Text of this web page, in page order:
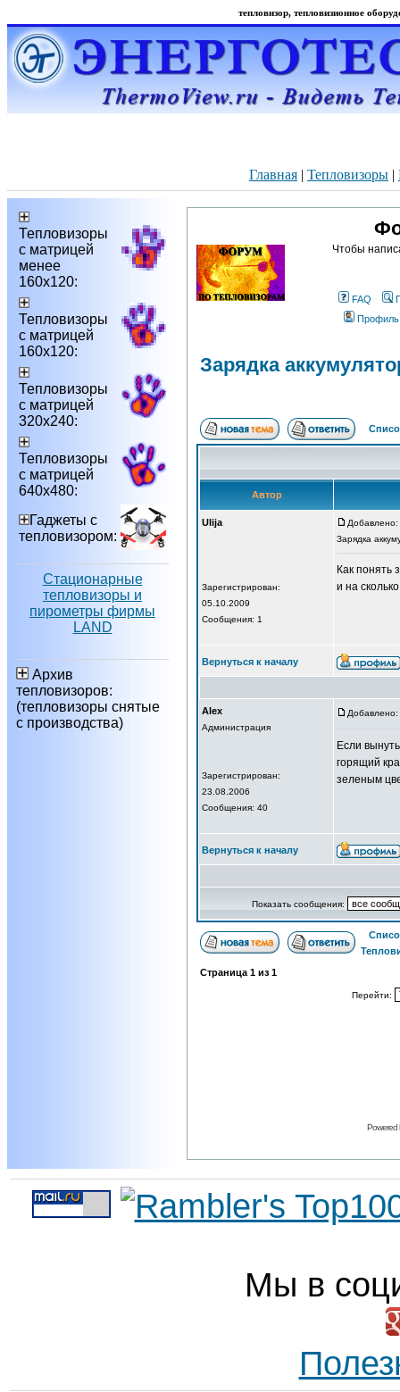
тепловизор, тепловизионное
Главная | Тепловизоры |
Тепловизоры
с матрицей
менее
160х120:
Тепловизоры
с матрицей
160х120:
Тепловизоры
с матрицей
320х240:
Тепловизоры
с матрицей
640х480:
Гаджеты с
тепловизором:
Стационарные
тепловизоры и
пирометры фирмы
LAND
Архив
тепловизоров:
(тепловизоры снятые
с производства)
Чтобы
FAQ
Профиль
Зарядка
Автор
Ulija
Зарегистрирован:
05.10.2009
Сообщения: 1
Зарядка
Как понять
и на
Вернуться к началу
Alex
Администрация
Зарегистрирован:
23.08.2006
Сообщения: 40
Если
горящий
зеленым
Вернуться к началу
Показать сообщения:
Страница 1 из 1
Перейти:
Powered
Мы в